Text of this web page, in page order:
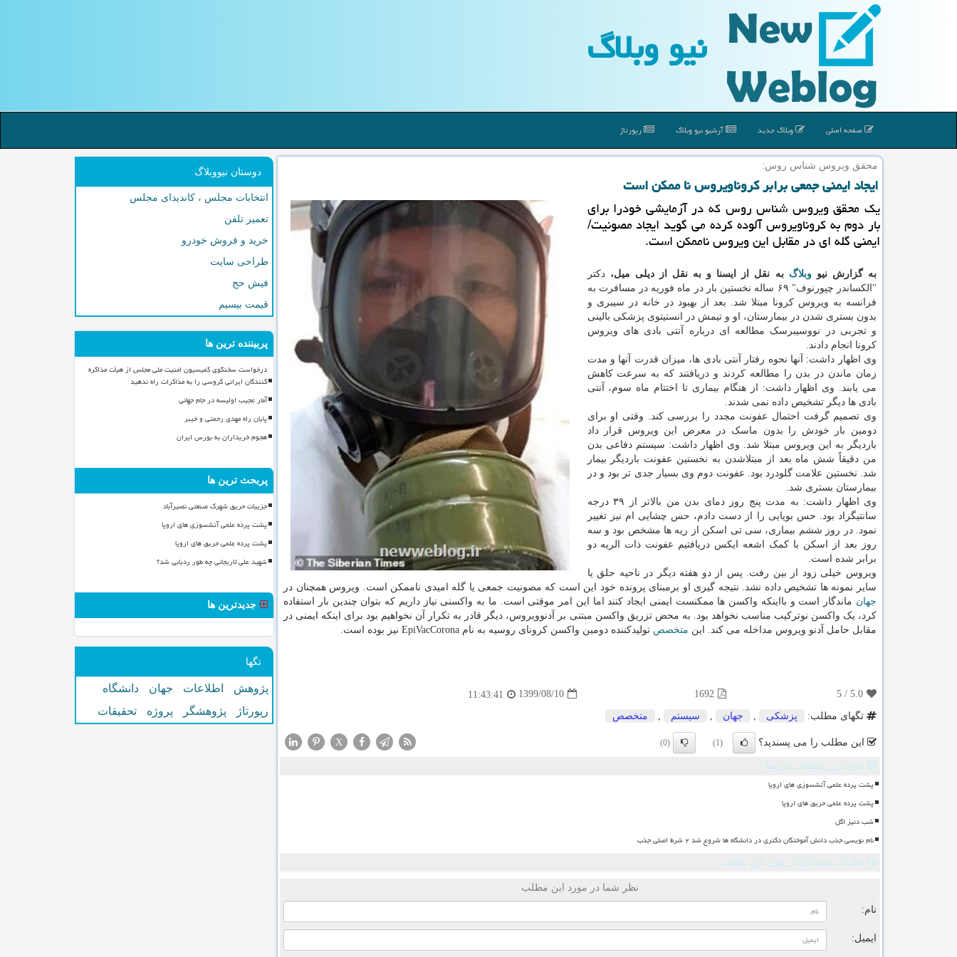
نیو وبلاگ
صفحه اصلی وبلاگ جدید آرشیو نیو وبلاگ رپورتاژ
محقق ویروس شناس روس:
ایجاد ایمنی جمعی برابر كروناویروس نا ممكن است
یك محقق ویروس شناس روس كه در آزمایشی خودرا برای
بار دوم به كروناویروس آلوده كرده می گوید ایجاد مصونیت/
ایمنی گله ای در مقابل این ویروس ناممكن است.
به گزارش نیووبلاگ به نقل از ایسنا و به نقل از دیلی میل،دکتر
"الکساندر چپورنوف" ۶۹ ساله نخستین بار در ماه فوریه در مسافرت به
فرانسه به ویروس کرونا مبتلا شد. بعد از بهبود در خانه در سیبری و
بدون بستری شدن در بیمارستان، او و تیمش در انستیتوی پزشکی بالینی
و تجربی در نووسیبرسک مطالعه ای درباره آنتی بادی های ویروس
کرونا انجام دادند.
وی اظهار داشت: آنها نحوه رفتار آنتی بادی ها، میزان قدرت آنها و مدت
زمان ماندن در بدن را مطالعه کردند و دریافتند که به سرعت کاهش
می یابند. وی اظهار داشت: از هنگام بیماری تا اختتام ماه سوم، آنتی
بادی ها دیگر تشخیص داده نمی شدند.
وی تصمیم گرفت احتمال عفونت مجدد را بررسی کند. وقتی او برای
دومین بار خودش را بدون ماسک در معرض این ویروس قرار داد
باردیگر به این ویروس مبتلا شد. وی اظهار داشت: سیستم دفاعی بدن
من دقیقاً شش ماه بعد از مبتلاشدن به نخستین عفونت باردیگر بیمار
شد. نخستین علامت گلودرد بود. عفونت دوم وی بسیار جدی تر بود و در
بیمارستان بستری شد.
وی اظهار داشت: به مدت پنج روز دمای بدن من بالاتر از ۳۹ درجه
سانتیگراد بود. حس بویایی را از دست دادم، حس چشایی ام نیز تغییر
نمود. در روز ششم بیماری، سی تی اسکن از ریه ها مشخص بود و سه
روز بعد از اسکن با کمک اشعه ایکس دریافتیم عفونت ذات الریه دو
برابر شده است.
ویروس خیلی زود از بین رفت. پس از دو هفته دیگر در ناحیه حلق یا
سایر نمونه ها تشخیص داده نشد. نتیجه گیری او برمبنای پرونده خود این است که مصونیت جمعی یا گله امیدی ناممکن است. ویروس همچنان در
جهان ماندگار است و بااینکه واکسن ها ممکنست ایمنی ایجاد کنند اما این امر موقتی است. ما به واکسنی نیاز داریم که بتوان چندین بار استفاده
کرد، یک واکسن نوترکیب مناسب نخواهد بود. به محض تزریق واکسن مبتنی بر آدنوویروس، دیگر قادر به تکرار آن نخواهیم بود برای اینکه ایمنی در
مقابل حامل آدنو ویروس مداخله می کند. این متخصص تولیدکننده دومین واکسن کرونای روسیه به نام EpiVacCorona نیز بوده است.
5.0
/
5
1692
1399/08/10
11:43:41
تگهای مطلب:
پزشكی جهان سیستم متخصص
این مطلب را می پسندید؟ (1)
(0)
X
تازه ترین مطالب مرتبط
پشت پرده علمی آتشسوزی های اروپا
پشت پرده علمی حریق های اروپا
شب دنیز اگل
نام نویسی جذب دانش آموختگان دکتری در دانشگاه ها شروع شد ۲ شرط اصلی جذب
نظرات بینندگان در مورد این مطلب
نظر شما در مورد این مطلب
نام:
ایمیل:
دوستان نیووبلاگ
انتخابات مجلس ، کاندیدای مجلس
تعمیر تلفن
خرید و فروش خودرو
طراحی سایت
فیش حج
قیمت بیسیم
پربیننده ترین ها
درخواست سخنگوی کمیسیون امنیت ملی مجلس از هیأت مذاکره
کنندگان ایرانی گروسی را به مذاکرات راه ندهید
آمار عجیب اولیسه در جام جهانی
پایان راه مهدی رحمتی و خیبر
هجوم خریداران به بورس ایران
پربحث ترین ها
جزییات حریق شهرک صنعتی نصیرآباد
پشت پرده علمی آتشسوزی های اروپا
پشت پرده علمی حریق های اروپا
شهید علی لاریجانی چه طور ردیابی شد؟
جدیدترین ها
تگها
پژوهش اطلاعات جهان
دانشگاه
رپورتاژ
پژوهشگر پروژه تحقیقات